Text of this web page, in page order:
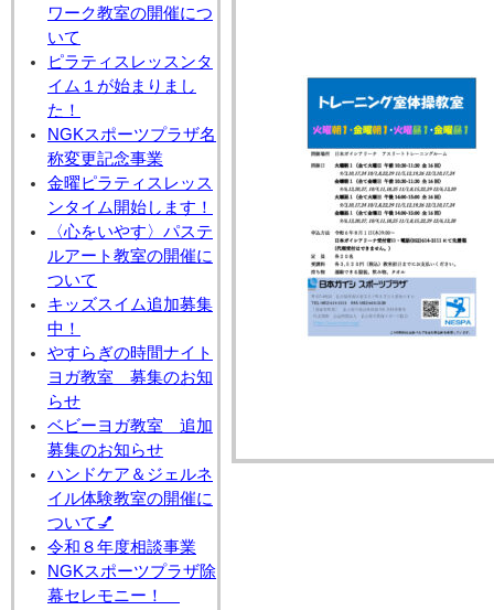
ワーク教室の開催につ
いて
ピラティスレッスンタ
イム１が始まりまし
た！
NGKスポーツプラザ名
称変更記念事業
金曜ピラティスレッス
ンタイム開始します！
〈心をいやす〉パステ
ルアート教室の開催に
ついて
キッズスイム追加募集
中！
やすらぎの時間ナイト
ヨガ教室 募集のお知
らせ
ベビーヨガ教室 追加
募集のお知らせ
ハンドケア＆ジェルネ
イル体験教室の開催に
ついて💅
令和８年度相談事業
NGKスポーツプラザ除
幕セレモニー！